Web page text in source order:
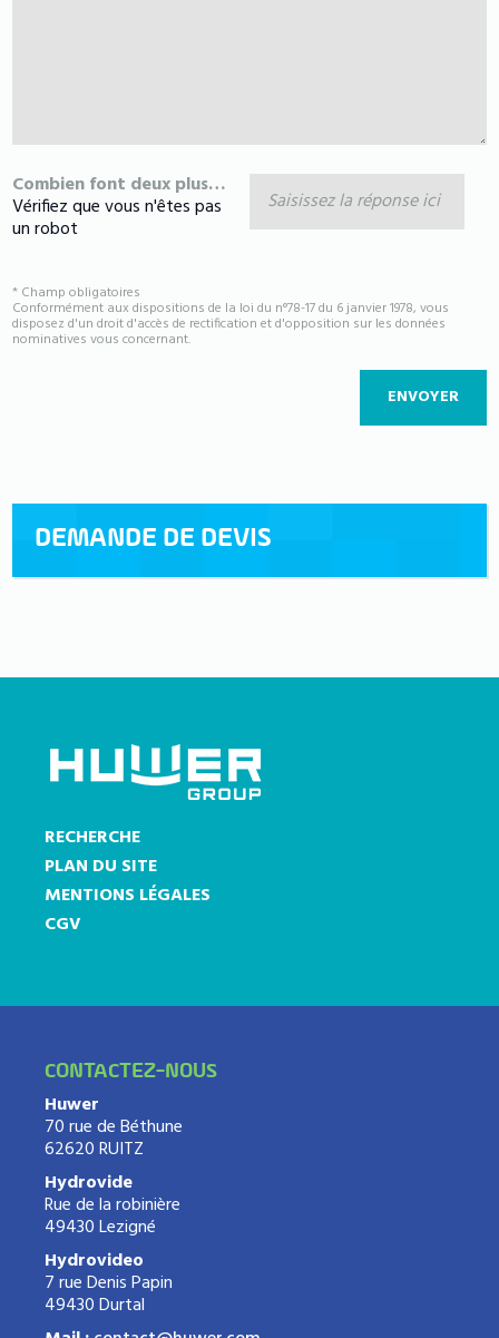
Combien font deux plus deux ?
Vérifiez que vous n'êtes pas
un robot
* Champ obligatoires
Conformément aux dispositions de la loi du n°78-17 du 6 janvier 1978, vous
disposez d'un droit d'accès de rectification et d'opposition sur les données
nominatives vous concernant.
ENVOYER
DEMANDE DE DEVIS
RECHERCHE
PLAN DU SITE
MENTIONS LÉGALES
CGV
CONTACTEZ-NOUS
Huwer
70 rue de Béthune
62620 RUITZ
Hydrovide
Rue de la robinière
49430 Lezigné
Hydrovideo
7 rue Denis Papin
49430 Durtal